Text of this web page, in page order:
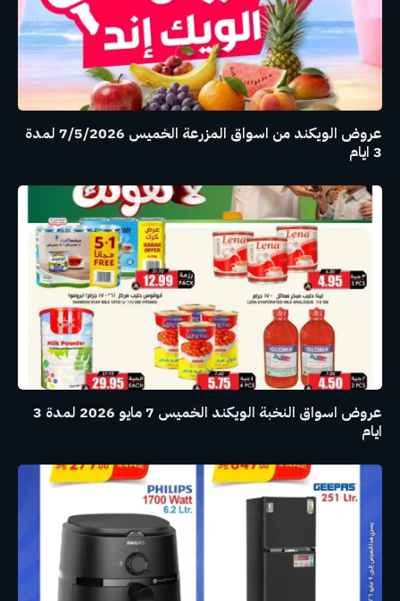
عروض الويكند من اسواق المزرعة الخميس 7/5/2026 لمدة
3 ايام
عروض اسواق النخبة الويكند الخميس 7 مايو 2026 لمدة 3
ايام